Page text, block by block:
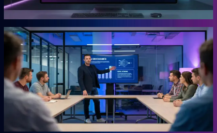
Gründer
KI-Marketing-Studio
Marketing für den Mittelstand, ohne Agentur.
Für Unternehmer, die keine Zeit für Marketing haben und trotzdem
Ergebnisse wollen. Das Studio übernimmt die Arbeit, für die du
sonst eine externe Agentur beauftragen müsstest. Ohne
Agenturpreise, ohne endlose Abstimmungsschleifen.
Mehr erfahren →